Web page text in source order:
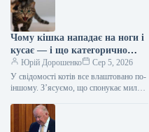
Чому кішка нападає на ноги і
кусає — і що категорично
заборонено робити у відповідь
Юрій Дорошенко
Сер 5, 2026
У свідомості котів все влаштовано по-
іншому. З’ясуємо, що спонукає милу
домашнього бешкетника, і як
повернути спокій…